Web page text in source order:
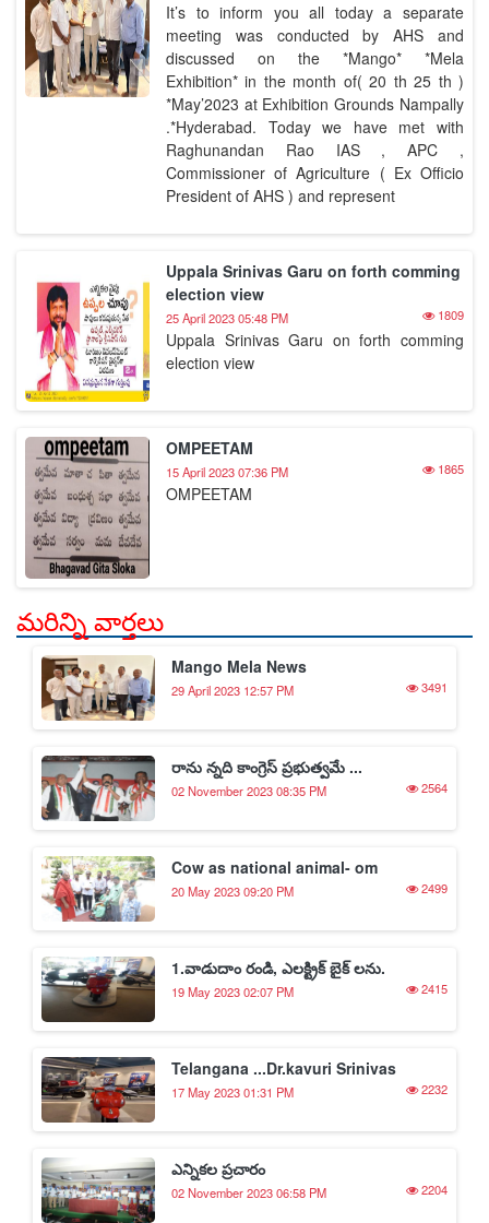
It’s to inform you all today a separate
meeting was conducted by AHS and
discussed on the *Mango* *Mela
Exhibition* in the month of( 20 th 25 th )
*May’2023 at Exhibition Grounds Nampally
.*Hyderabad. Today we have met with
Raghunandan Rao IAS , APC ,
Commissioner of Agriculture ( Ex Officio
President of AHS ) and represent
Uppala Srinivas Garu on forth comming
election view
25 April 2023 05:48 PM 1809
Uppala Srinivas Garu on forth comming
election view
OMPEETAM
15 April 2023 07:36 PM 1865
OMPEETAM
మరిన్ని వార్తలు
Mango Mela News
29 April 2023 12:57 PM 3491
రాను న్నది కాంగ్రెస్ ప్రభుత్వమే ...
02 November 2023 08:35 PM 2564
Cow as national animal- om
20 May 2023 09:20 PM 2499
1.వాడుదాం రండి, ఎలక్ట్రిక్ బైక్ లను.
19 May 2023 02:07 PM 2415
Telangana ...Dr.kavuri Srinivas
17 May 2023 01:31 PM 2232
ఎన్నికల ప్రచారం
02 November 2023 06:58 PM 2204